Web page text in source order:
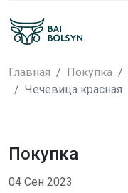
Главная Покупка
Чечевица красная
Покупка
04 Сен 2023